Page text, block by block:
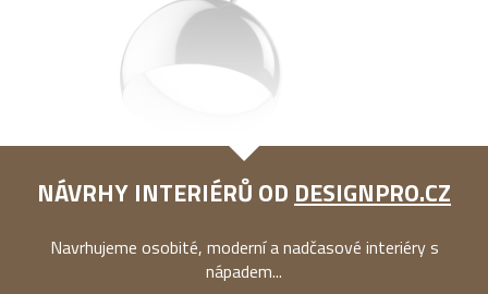
NÁVRHY INTERIÉRŮ OD DESIGNPRO.CZ
Navrhujeme osobité, moderní a nadčasové interiéry s
nápadem...